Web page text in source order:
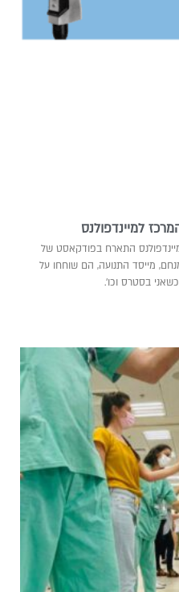
למיינדפולנס
התארח בפודקאסט של
מייסד התנועה, הם שוחחו על
בסטרס וכו'.